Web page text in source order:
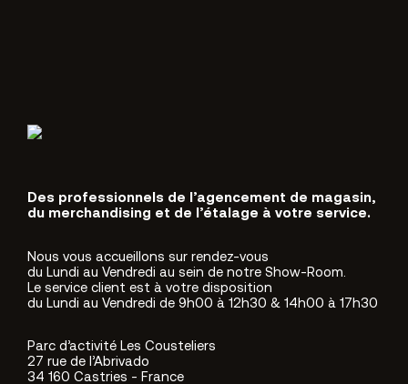
Des professionnels de l’agencement de magasin,
du merchandising et de l’étalage à votre service.
Nous vous accueillons sur rendez-vous
du Lundi au Vendredi au sein de notre Show-Room.
Le service client est à votre disposition
du Lundi au Vendredi de 9h00 à 12h30 & 14h00 à 17h30
Parc d’activité Les Cousteliers
27 rue de l’Abrivado
34 160 Castries - France